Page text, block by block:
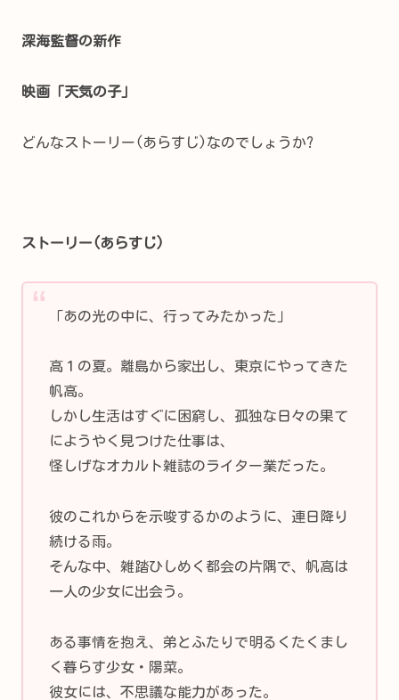
深海監督の新作
映画「天気の子」
どんなストーリー(あらすじ)なのでしょうか?
ストーリー(あらすじ)
「あの光の中に、行ってみたかった」
高１の夏。離島から家出し、東京にやってきた
帆高。
しかし生活はすぐに困窮し、孤独な日々の果て
にようやく見つけた仕事は、
怪しげなオカルト雑誌のライター業だった。
彼のこれからを示唆するかのように、連日降り
続ける雨。
そんな中、雑踏ひしめく都会の片隅で、帆高は
一人の少女に出会う。
ある事情を抱え、弟とふたりで明るくたくまし
く暮らす少女・陽菜。
彼女には、不思議な能力があった。